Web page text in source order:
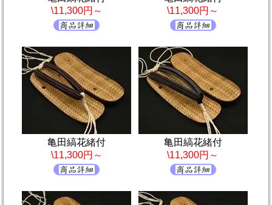
\11,300円～
\11,300円～
亀田縞花緒付
\11,300円～
亀田縞花緒付
\11,300円～